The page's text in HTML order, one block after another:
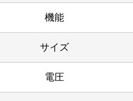
機能
サイズ
電圧